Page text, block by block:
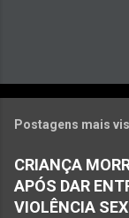
Postagens mais
CRIANÇA
APÓS DAR
VIOLÊNCIA